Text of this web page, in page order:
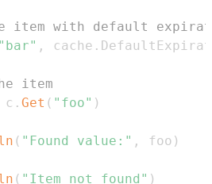
item with default
"bar" , cache .
item
c . Get ( "foo" )
( "Found value:" , foo )
( "Item not found" )